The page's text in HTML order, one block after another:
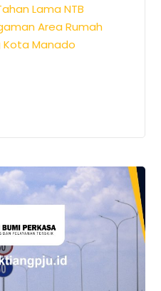
Lama NTB
Area Rumah
Kota Manado